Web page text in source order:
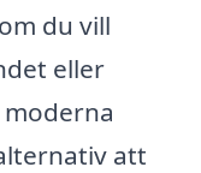
du vill
eller
att